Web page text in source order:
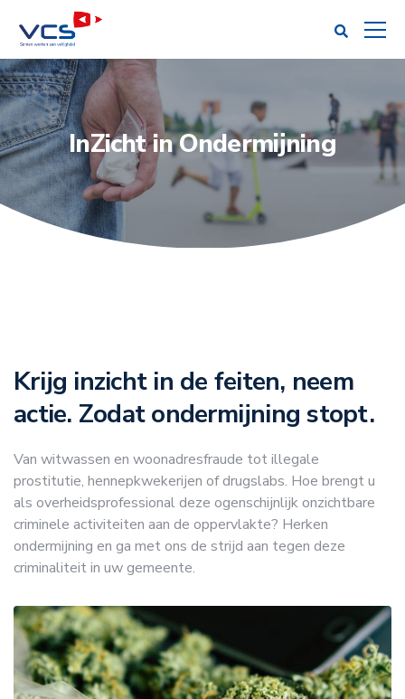
InZicht in Ondermijning
Krijg inzicht in de feiten, neem
actie. Zodat ondermijning stopt.
Van witwassen en woonadresfraude tot illegale
prostitutie, hennepkwekerijen of drugslabs. Hoe brengt u
als overheidsprofessional deze ogenschijnlijk onzichtbare
criminele activiteiten aan de oppervlakte? Herken
ondermijning en ga met ons de strijd aan tegen deze
criminaliteit in uw gemeente.